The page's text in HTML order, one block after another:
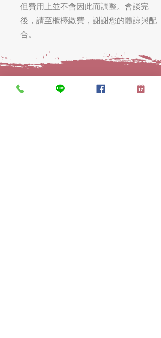
但費用上並不會因此而調整。會談完
後，請至櫃檯繳費，謝謝您的體諒與配
合。